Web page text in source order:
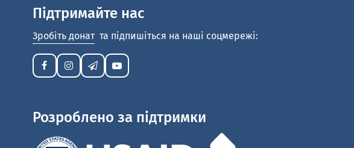
Підтримайте нас
Зробіть донат та підпишіться на наші соцмережі:
Розроблено за підтримки